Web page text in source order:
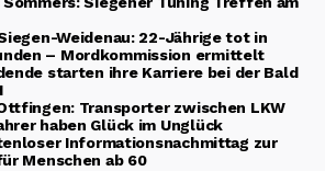
Weidenau: 22-Jährige tot in
– Mordkommission ermittelt
starten ihre Karriere bei der Bald
Transporter zwischen LKW
haben Glück im Unglück
Informationsnachmittag zur
Menschen ab 60